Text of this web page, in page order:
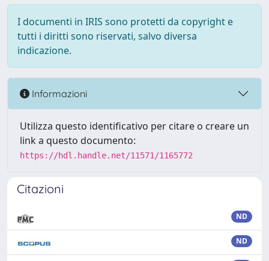
I documenti in IRIS sono protetti da copyright e
tutti i diritti sono riservati, salvo diversa
indicazione.
Informazioni
Utilizza questo identificativo per citare o creare un
link a questo documento:
https://hdl.handle.net/11571/1165772
Citazioni
ND
ND